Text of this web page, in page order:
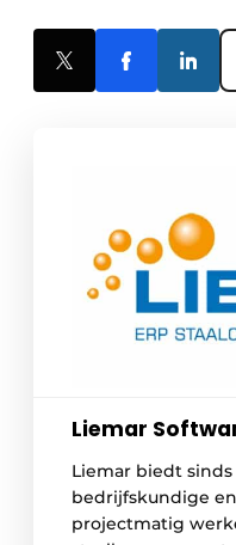
Liemar
Liemar biedt
bedrijfskundige
projectmatig